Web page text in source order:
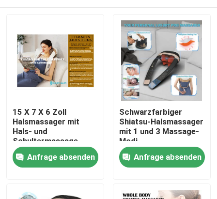
Haus
15 X 7 X 6 Zoll
Halsmassager mit
Hals- und
Schultermassage
Anfrage absenden
Schwarzfarbiger
Shiatsu-Halsmassager
mit 1 und 3 Massage-
Modi
Anfrage absenden